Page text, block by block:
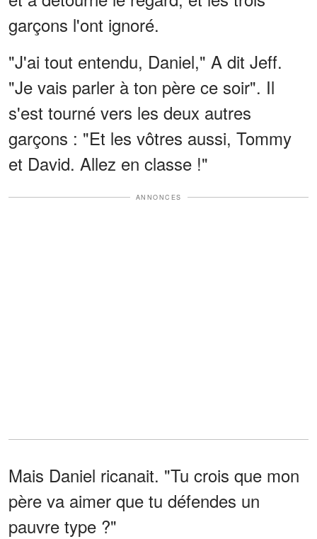
garçons l'ont ignoré.
"J'ai tout entendu, Daniel," A dit Jeff.
"Je vais parler à ton père ce soir". Il
s'est tourné vers les deux autres
garçons : "Et les vôtres aussi, Tommy
et David. Allez en classe !"
ANNONCES
Mais Daniel ricanait. "Tu crois que mon
père va aimer que tu défendes un
pauvre type ?"